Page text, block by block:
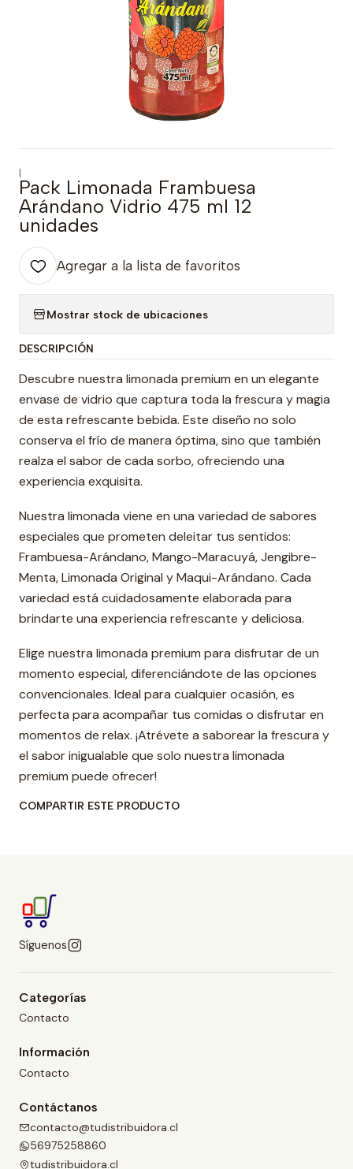
|
Pack Limonada Frambuesa
Arándano Vidrio 475 ml 12
unidades
Agregar a la lista de favoritos
Mostrar stock de ubicaciones
DESCRIPCIÓN
Descubre nuestra limonada premium en un elegante
envase de vidrio que captura toda la frescura y magia
de esta refrescante bebida. Este diseño no solo
conserva el frío de manera óptima, sino que también
realza el sabor de cada sorbo, ofreciendo una
experiencia exquisita.
Nuestra limonada viene en una variedad de sabores
especiales que prometen deleitar tus sentidos:
Frambuesa-Arándano, Mango-Maracuyá, Jengibre-
Menta, Limonada Original y Maqui-Arándano. Cada
variedad está cuidadosamente elaborada para
brindarte una experiencia refrescante y deliciosa.
Elige nuestra limonada premium para disfrutar de un
momento especial, diferenciándote de las opciones
convencionales. Ideal para cualquier ocasión, es
perfecta para acompañar tus comidas o disfrutar en
momentos de relax. ¡Atrévete a saborear la frescura y
el sabor inigualable que solo nuestra limonada
premium puede ofrecer!
COMPARTIR ESTE PRODUCTO
Síguenos
Categorías
Contacto
Información
Contacto
Contáctanos
contacto@tudistribuidora.cl
56975258860
tudistribuidora.cl